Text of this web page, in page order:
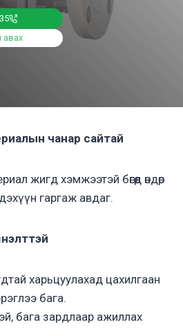
авах
чанар сайтай
жигд хэмжээтэй бөгөөд өндөр
гаргаж авдаг.
харьцуулахад цахилгаан
бага.
бага зардлаар ажиллах